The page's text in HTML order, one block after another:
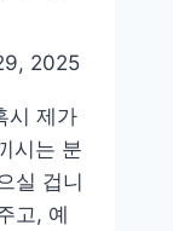
2025
시 제가
시는 분
실 겁니
고, 예